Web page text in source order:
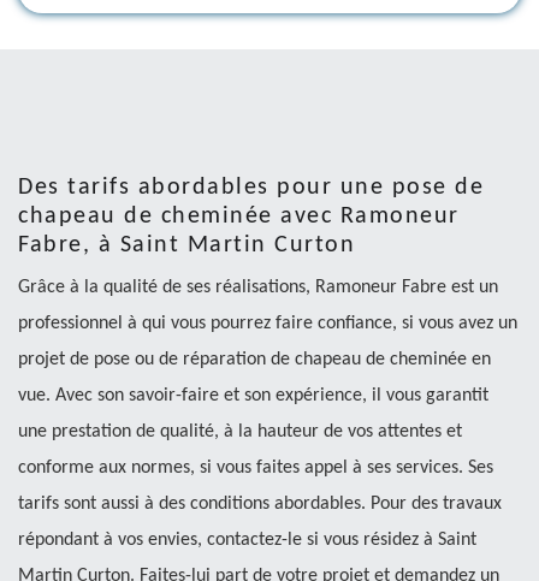
Des tarifs abordables pour une pose de
chapeau de cheminée avec Ramoneur
Fabre, à Saint Martin Curton
Grâce à la qualité de ses réalisations, Ramoneur Fabre est un
professionnel à qui vous pourrez faire confiance, si vous avez un
projet de pose ou de réparation de chapeau de cheminée en
vue. Avec son savoir-faire et son expérience, il vous garantit
une prestation de qualité, à la hauteur de vos attentes et
conforme aux normes, si vous faites appel à ses services. Ses
tarifs sont aussi à des conditions abordables. Pour des travaux
répondant à vos envies, contactez-le si vous résidez à Saint
Martin Curton. Faites-lui part de votre projet et demandez un